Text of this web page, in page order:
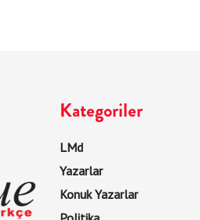
Kategoriler
LMd
Yazarlar
Konuk Yazarlar